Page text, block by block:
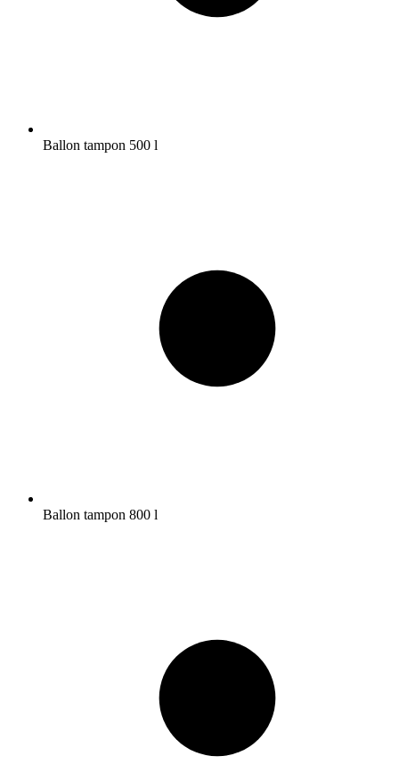
Ballon tampon 500 l
Ballon tampon 800 l